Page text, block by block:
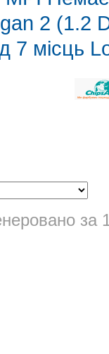
2 (1.2
7 місць
за